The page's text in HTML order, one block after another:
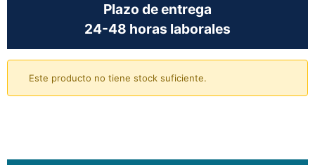
Plazo de entrega
24-48 horas laborales
Este producto no tiene stock suficiente.